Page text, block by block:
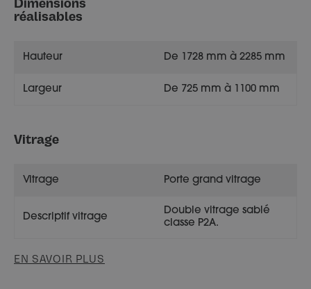
Dimensions
réalisables
Hauteur De 1728 mm à 2285 mm
Largeur De 725 mm à 1100 mm
Vitrage
Vitrage Porte grand vitrage
Descriptif vitrage
Double vitrage sablé
classe P2A.
EN SAVOIR PLUS